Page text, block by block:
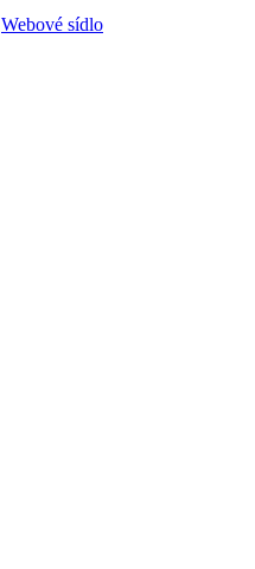
Webové sídlo